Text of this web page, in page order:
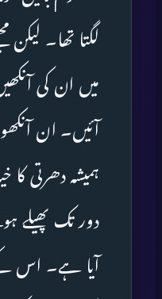
لگتا تھا۔
میں ان کی
آئیں۔ ان
ہمیشہ دھرتی
دور تک پھیلے
آیا ہے۔ اس